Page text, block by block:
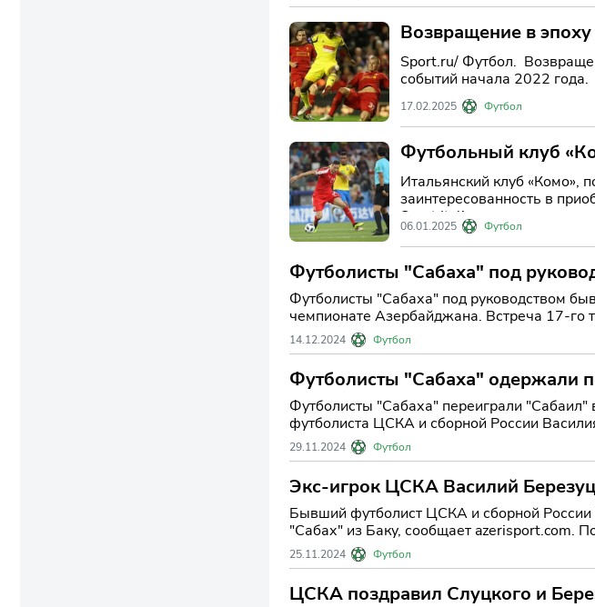
Возвращение в
Sport.ru/ Футбол.
событий начала 2022 года.
17.02.2025 Футбол
Футбольный клуб
Матича, сообщает
Итальянский клуб «Комо»,
заинтересованность в
Sport Italia.
06.01.2025 Футбол
Футболисты "Сабаха" под
Футболисты "Сабаха" под руководством
чемпионате Азербайджана. Встреча 17-го
14.12.2024 Футбол
Футболисты "Сабаха" одержали
Футболисты "Сабаха" переиграли
футболиста ЦСКА и сборной России
29.11.2024 Футбол
Экс-игрок ЦСКА Василий
СМИ.
Бывший футболист ЦСКА и сборной России
"Сабах" из Баку, сообщает azerisport.com.
25.11.2024 Футбол
ЦСКА поздравил Слуцкого и